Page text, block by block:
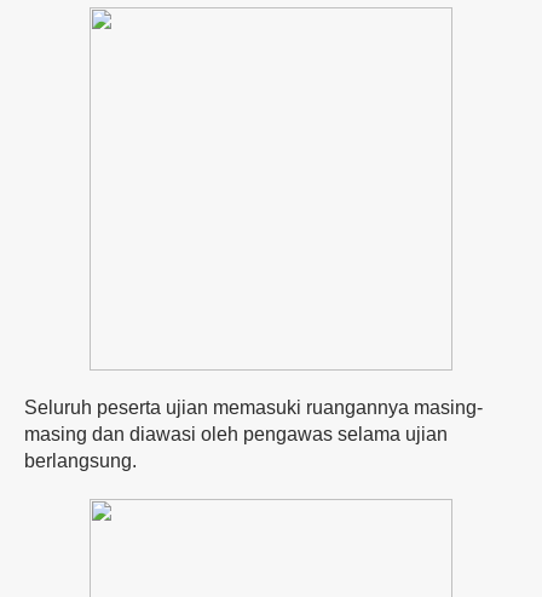
Seluruh peserta ujian memasuki ruangannya masing-
masing dan diawasi oleh pengawas selama ujian
berlangsung.